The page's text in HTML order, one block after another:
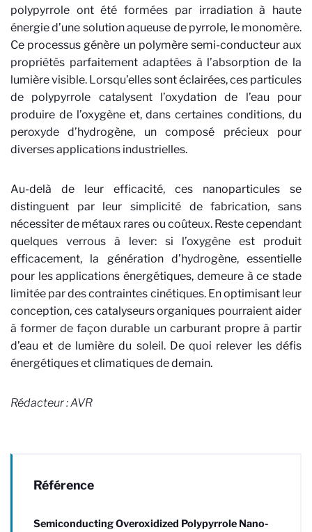
polypyrrole ont été formées par irradiation à haute
énergie d’une solution aqueuse de pyrrole, le monomère.
Ce processus génère un polymère semi-conducteur aux
propriétés parfaitement adaptées à l’absorption de la
lumière visible. Lorsqu’elles sont éclairées, ces particules
de polypyrrole catalysent l’oxydation de l’eau pour
produire de l’oxygène et, dans certaines conditions, du
peroxyde d’hydrogène, un composé précieux pour
diverses applications industrielles.
Au-delà de leur efficacité, ces nanoparticules se
distinguent par leur simplicité de fabrication, sans
nécessiter de métaux rares ou coûteux. Reste cependant
quelques verrous à lever: si l’oxygène est produit
efficacement, la génération d’hydrogène, essentielle
pour les applications énergétiques, demeure à ce stade
limitée par des contraintes cinétiques. En optimisant leur
conception, ces catalyseurs organiques pourraient aider
à former de façon durable un carburant propre à partir
d’eau et de lumière du soleil. De quoi relever les défis
énergétiques et climatiques de demain.
Rédacteur : AVR
Référence
Semiconducting Overoxidized Polypyrrole Nano-